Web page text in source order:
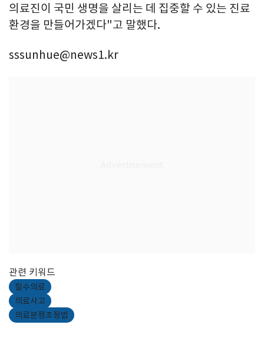
의료진이 국민 생명을 살리는 데 집중할 수 있는 진료
환경을 만들어가겠다"고 말했다.
sssunhue@news1.kr
관련 키워드
필수의료
의료사고
의료분쟁조정법